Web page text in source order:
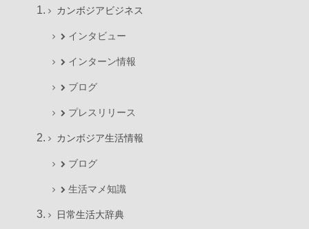
カンボジアビジネス
インタビュー
インターン情報
ブログ
プレスリリース
カンボジア生活情報
ブログ
生活マメ知識
日常生活大辞典